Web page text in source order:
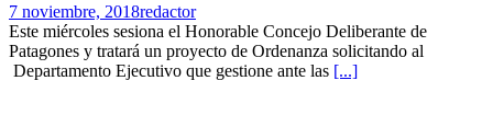
7 noviembre, 2018redactor
Este miércoles sesiona el Honorable Concejo Deliberante de
Patagones y tratará un proyecto de Ordenanza solicitando al
Departamento Ejecutivo que gestione ante las [...]